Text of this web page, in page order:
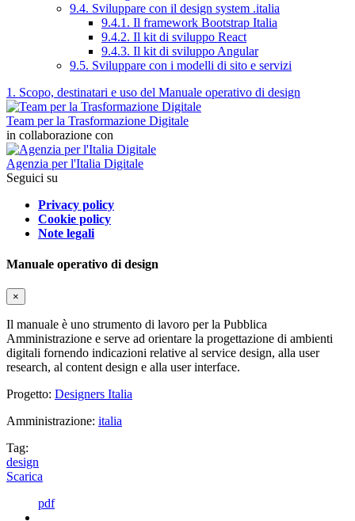
9.4. Sviluppare con il design system .italia
9.4.1. Il framework Bootstrap Italia
9.4.2. Il kit di sviluppo React
9.4.3. Il kit di sviluppo Angular
9.5. Sviluppare con i modelli di sito e servizi
1. Scopo, destinatari e uso del Manuale operativo di design
Team per la Trasformazione Digitale
in collaborazione con
Agenzia per l'Italia Digitale
Seguici su
Privacy policy
Cookie policy
Note legali
Manuale operativo di design
×
Il manuale è uno strumento di lavoro per la Pubblica
Amministrazione e serve ad orientare la progettazione di ambienti
digitali fornendo indicazioni relative al service design, alla user
research, al content design e alla user interface.
Progetto: Designers Italia
Amministrazione: italia
Tag:
design
Scarica
pdf